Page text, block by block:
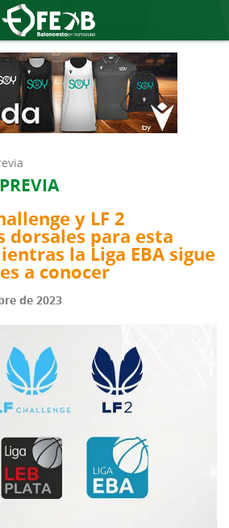
y LF 2
dorsales para esta
la Liga EBA sigue
a conocer
de 2023